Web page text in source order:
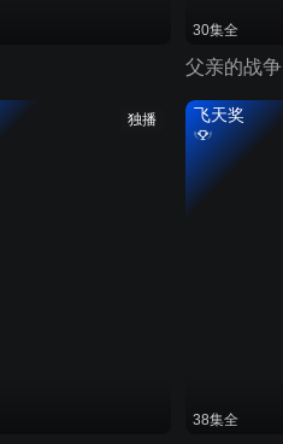
30集全
父亲的战争
独播 飞天奖
38集全